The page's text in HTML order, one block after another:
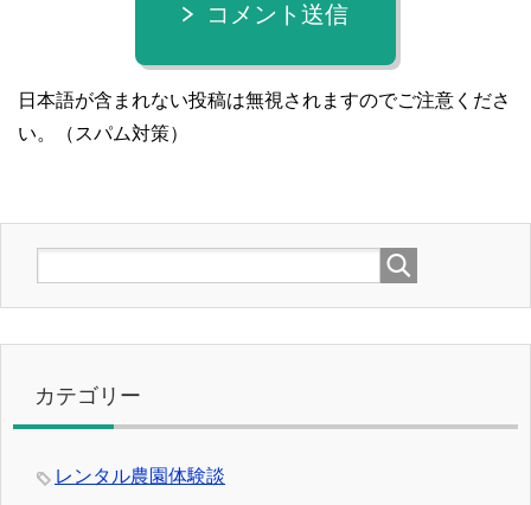
コメント送信
日本語が含まれない投稿は無視されますのでご注意くださ
い。（スパム対策）
カテゴリー
レンタル農園体験談